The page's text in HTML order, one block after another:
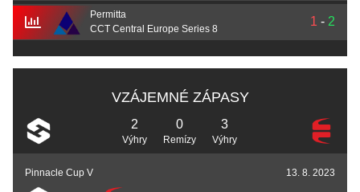
Permitta
CCT Central Europe Series 8
1 - 2
VZÁJEMNÉ ZÁPASY
2
Výhry
0
Remízy
3
Výhry
Pinnacle Cup V 13. 8. 2023